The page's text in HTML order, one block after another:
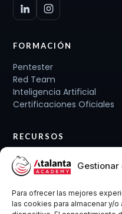
Para ofrecer las mejores
las cookies para almacenar y/
FORMACIÓN
Pentester
Red Team
Inteligencia Artificial
Certificaciones Oficiales
RECURSOS
Planes de carrera
Cursos y Packs
Conócenos